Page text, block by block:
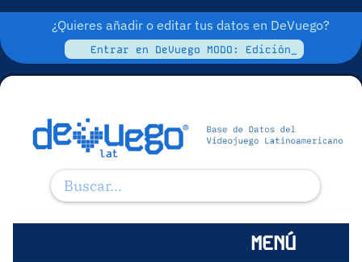
¿Quieres añadir o editar tus datos en DeVuego?
Entrar en DeVuego MODO: Edición_
MENÚ